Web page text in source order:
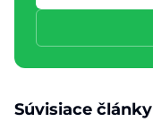
Súvisiace články